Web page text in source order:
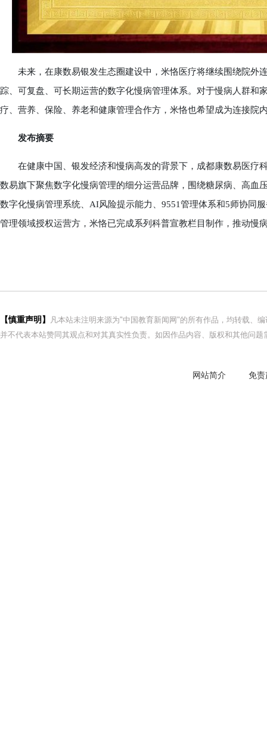
未来，在康数易银发生态圈建设中，米恪医疗将继续围绕院外
踪、可复盘、可长期运营的数字化慢病管理体系。对于慢病人群和
疗、营养、保险、养老和健康管理合作方，米恪也希望成为连接院
发布摘要
在健康中国、银发经济和慢病高发的背景下，成都康数易医疗
数易旗下聚焦数字化慢病管理的细分运营品牌，围绕糖尿病、高血
数字化慢病管理系统、AI风险提示能力、9551管理体系和5师协
管理领域授权运营方，米恪已完成系列科普宣教栏目制作，推动慢
【慎重声明】
凡本站未注明来源为"中国教育新闻网"的所有作品，均转载、
并不代表本站赞同其观点和对其真实性负责。如因作品内容、版权和其他问
网站简介 免责